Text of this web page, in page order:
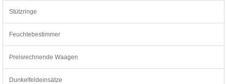
Stützringe
Feuchtebestimmer
Preisrechnende Waagen
Dunkelfeldeinsätze